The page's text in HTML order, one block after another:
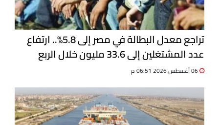
تراجع معدل البطالة في مصر إلى 5.8%.. ارتفاع
عدد المشتغلين إلى 33.6 مليون خلال الربع
الثاني 2026